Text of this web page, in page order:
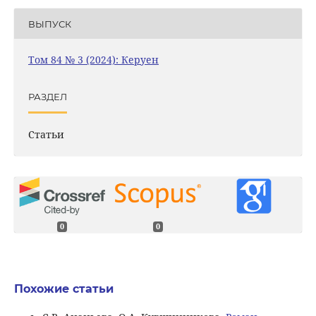
ВЫПУСК
Том 84 № 3 (2024): Керуен
РАЗДЕЛ
Статьи
0 0
Похожие статьи